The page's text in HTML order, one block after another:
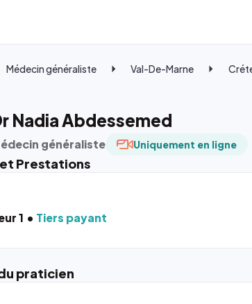
Médecin généraliste Val-De-Marne
Nadia Abdessemed
généraliste Uniquement en ligne
Prestations
1
Tiers payant
praticien